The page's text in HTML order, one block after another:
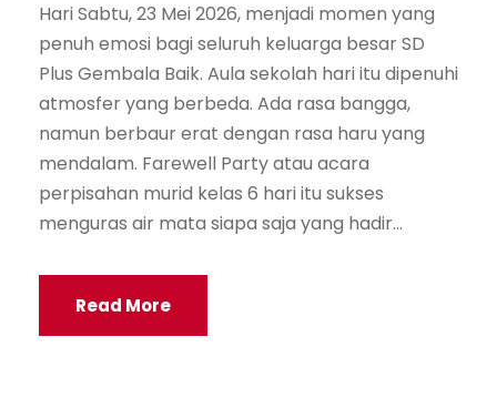
Hari Sabtu, 23 Mei 2026, menjadi momen yang
penuh emosi bagi seluruh keluarga besar SD
Plus Gembala Baik. Aula sekolah hari itu dipenuhi
atmosfer yang berbeda. Ada rasa bangga,
namun berbaur erat dengan rasa haru yang
mendalam. Farewell Party atau acara
perpisahan murid kelas 6 hari itu sukses
menguras air mata siapa saja yang hadir...
Read More